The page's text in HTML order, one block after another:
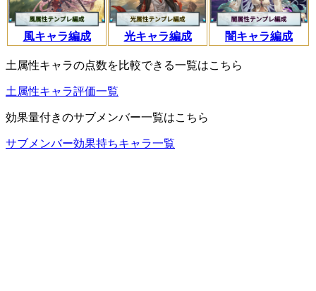
風キャラ編成 光キャラ編成 闇キャラ編成
土属性キャラの点数を比較できる一覧はこちら
土属性キャラ評価一覧
効果量付きのサブメンバー一覧はこちら
サブメンバー効果持ちキャラ一覧